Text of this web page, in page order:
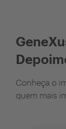
Conheça o
quem mais